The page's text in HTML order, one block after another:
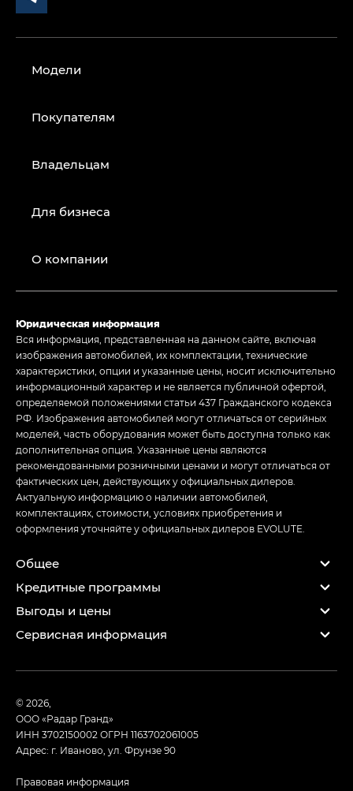
Модели
Покупателям
Владельцам
Для бизнеса
О компании
Юридическая информация
Вся информация, представленная на данном сайте, включая
изображения автомобилей, их комплектации, технические
характеристики, опции и указанные цены, носит исключительно
информационный характер и не является публичной офертой,
определяемой положениями статьи 437 Гражданского кодекса
РФ. Изображения автомобилей могут отличаться от серийных
моделей, часть оборудования может быть доступна только как
дополнительная опция. Указанные цены являются
рекомендованными розничными ценами и могут отличаться от
фактических цен, действующих у официальных дилеров.
Актуальную информацию о наличии автомобилей,
комплектациях, стоимости, условиях приобретения и
оформления уточняйте у официальных дилеров EVOLUTE.
Общее
Кредитные программы
Выгоды и цены
Сервисная информация
© 2026,
ООО «Радар Гранд»
ИНН 3702150002 ОГРН 1163702061005
Адрес: г. Иваново, ул. Фрунзе 90
Правовая информация